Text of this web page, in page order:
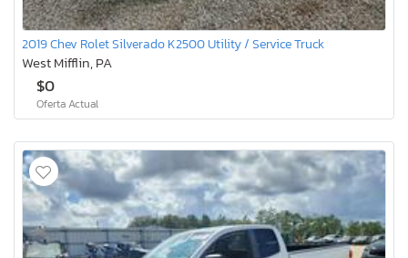
2019 Chev Rolet Silverado K2500 Utility / Service Truck
West Mifflin, PA
$0
Oferta Actual